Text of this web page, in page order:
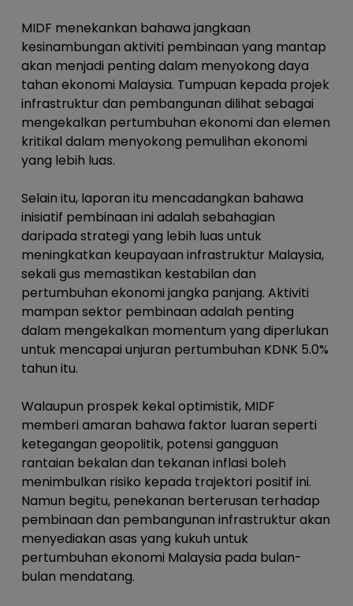
MIDF menekankan bahawa jangkaan
kesinambungan aktiviti pembinaan yang mantap
akan menjadi penting dalam menyokong daya
tahan ekonomi Malaysia. Tumpuan kepada projek
infrastruktur dan pembangunan dilihat sebagai
mengekalkan pertumbuhan ekonomi dan elemen
kritikal dalam menyokong pemulihan ekonomi
yang lebih luas.
Selain itu, laporan itu mencadangkan bahawa
inisiatif pembinaan ini adalah sebahagian
daripada strategi yang lebih luas untuk
meningkatkan keupayaan infrastruktur Malaysia,
sekali gus memastikan kestabilan dan
pertumbuhan ekonomi jangka panjang. Aktiviti
mampan sektor pembinaan adalah penting
dalam mengekalkan momentum yang diperlukan
untuk mencapai unjuran pertumbuhan KDNK 5.0%
tahun itu.
Walaupun prospek kekal optimistik, MIDF
memberi amaran bahawa faktor luaran seperti
ketegangan geopolitik, potensi gangguan
rantaian bekalan dan tekanan inflasi boleh
menimbulkan risiko kepada trajektori positif ini.
Namun begitu, penekanan berterusan terhadap
pembinaan dan pembangunan infrastruktur akan
menyediakan asas yang kukuh untuk
pertumbuhan ekonomi Malaysia pada bulan-
bulan mendatang.